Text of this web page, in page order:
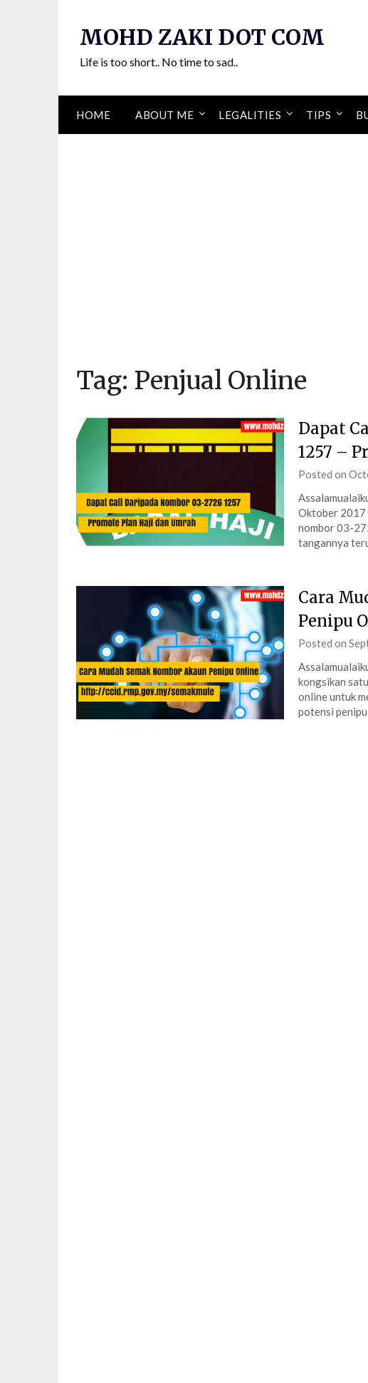
MOHD ZAKI DOT COM
Life is too short.. No time to sad..
HOME ABOUT ME LEGALITIES TIPS
Tag: Penjual Online
Dapat
1257 –
Posted on
Oktober 2017
nombor 03-
tangannya
Cara
Penipu
Posted on
kongsikan
online untuk
potensi